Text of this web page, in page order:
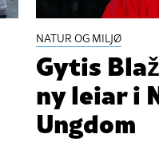
NATUR OG MILJØ
Gytis
ny leiar i
Ungdom